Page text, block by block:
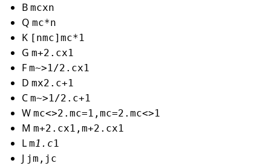
B mcxn
Q mc*n
K [nmc]mc*1
G m+2.cx1
F m~>1/2.cx1
D mx2.c+1
C m~>1/2.c+1
W mc<>2.mc=1,mc=2.mc<>1
M m+2.cx1,m+2.cx1
L m1.c1
J jm,jc